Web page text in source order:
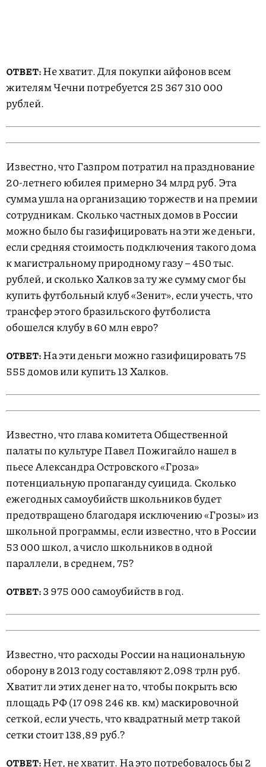
ОТВЕТ:Не хватит. Для покупки айфонов всем
жителям Чечни потребуется 25 367 310 000
рублей.
Известно, что Газпром потратил на празднование
20-летнего юбилея примерно 34 млрд руб. Эта
сумма ушла на организацию торжеств и на премии
сотрудникам. Сколько частных домов в России
можно было бы газифицировать на эти же деньги,
если средняя стоимость подключения такого дома
к магистральному природному газу – 450 тыс.
рублей, и сколько Халков за ту же сумму смог бы
купить футбольный клуб «Зенит», если учесть, что
трансфер этого бразильского футболиста
обошелся клубу в 60 млн евро?
ОТВЕТ:На эти деньги можно газифицировать 75
555 домов или купить 13 Халков.
Известно, что глава комитета Общественной
палаты по культуре Павел Пожигайло нашел в
пьесе Александра Островского «Гроза»
потенциальную пропаганду суицида. Сколько
ежегодных самоубийств школьников будет
предотвращено благодаря исключению «Грозы» из
школьной программы, если известно, что в России
53 000 школ, а число школьников в одной
параллели, в среднем, 75?
ОТВЕТ:3 975 000 самоубийств в год.
Известно, что расходы России на национальную
оборону в 2013 году составляют 2,098 трлн руб.
Хватит ли этих денег на то, чтобы покрыть всю
площадь РФ (17 098 246 кв. км) маскировочной
сеткой, если учесть, что квадратный метр такой
сетки стоит 138,89 руб.?
ОТВЕТ:Нет, не хватит. На это потребовалось бы 2